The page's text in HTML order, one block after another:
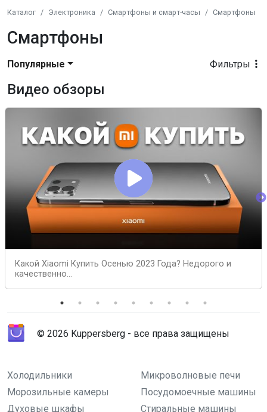
Каталог Электроника Смартфоны и смарт-часы Смартфоны
Смартфоны
Фильтры
Популярные
Видео обзоры
Какой Xiaomi Купить Осенью 2023 Года? Недорого и
качественно...
© 2026 Kuppersberg - все права защищены
Холодильники
Микроволновые печи
Морозильные камеры
Посудомоечные машины
Духовые шкафы
Стиральные машины